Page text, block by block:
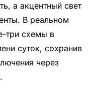
а акцентный свет
В реальном
три схемы в
суток, сохранив
через